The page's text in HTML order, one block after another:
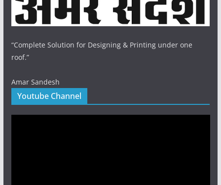
“Complete Solution for Designing & Printing under one
roof.”
Amar Sandesh
Youtube Channel